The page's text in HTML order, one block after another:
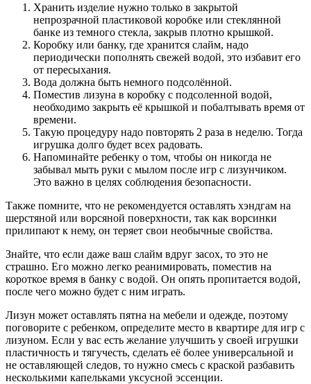
Хранить изделие нужно только в закрытой
непрозрачной пластиковой коробке или стеклянной
банке из темного стекла, закрыв плотно крышкой.
Коробку или банку, где хранится слайм, надо
периодически пополнять свежей водой, это избавит его
от пересыхания.
Вода должна быть немного подсолённой.
Поместив лизуна в коробку с подсоленной водой,
необходимо закрыть её крышкой и побалтывать время от
времени.
Такую процедуру надо повторять 2 раза в неделю. Тогда
игрушка долго будет всех радовать.
Напоминайте ребенку о том, чтобы он никогда не
забывал мыть руки с мылом после игр с лизунчиком.
Это важно в целях соблюдения безопасности.
Также помните, что не рекомендуется оставлять хэндгам на
шерстяной или ворсяной поверхности, так как ворсинки
прилипают к нему, он теряет свои необычные свойства.
Знайте, что если даже ваш слайм вдруг засох, то это не
страшно. Его можно легко реанимировать, поместив на
короткое время в банку с водой. Он опять пропитается водой,
после чего можно будет с ним играть.
Лизун может оставлять пятна на мебели и одежде, поэтому
поговорите с ребенком, определите место в квартире для игр с
лизуном. Если у вас есть желание улучшить у своей игрушки
пластичность и тягучесть, сделать её более универсальной и
не оставляющей следов, то нужно смесь с краской разбавить
несколькими капельками уксусной эссенции.